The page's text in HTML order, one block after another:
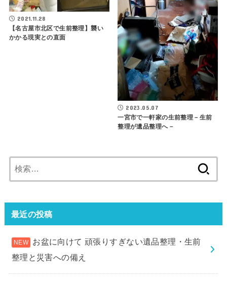
2021.11.28
【名古屋市北区で生前整理】襲い
かかる現実との直面
2023.05.07
一宮市で一軒家の生前整理－生前
整理が遺品整理へ－
索:
最近の投稿
お盆に向けて 頑張りすぎない遺品整理・生前
整理と災害への備え